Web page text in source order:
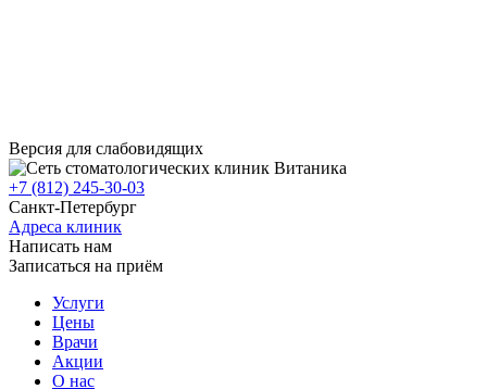
Версия для слабовидящих
+7 (812) 245-30-03
Санкт-Петербург
Адреса клиник
Написать нам
Записаться на приём
Услуги
Цены
Врачи
Акции
О нас